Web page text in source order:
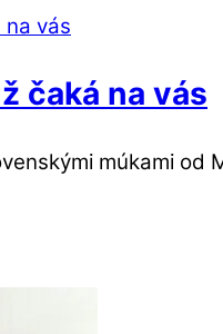
čaká na vás
múkami